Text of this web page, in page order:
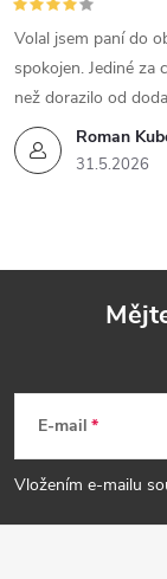
Roman
31.5.2026
Volal jsem paní do
spokojen. Jediné za
než dorazilo od
p
a
E-mail
Vložením e-mailu